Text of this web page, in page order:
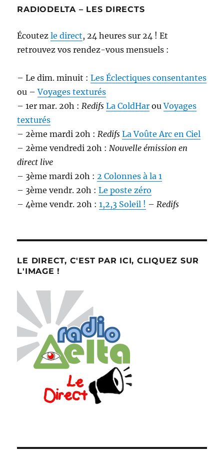
RADIODELTA – LES DIRECTS
Écoutezle direct, 24 heures sur 24 ! Et
retrouvez vos rendez-vous mensuels :
– Le dim. minuit :Les Éclectiques consentantes
ou –Voyages texturés
– 1er mar. 20h : Redifs La ColdHar ouVoyages
texturés
– 2ème mardi 20h : Redifs La Voûte Arc en Ciel
– 2ème vendredi 20h : Nouvelle émission en
direct live
– 3ème mardi 20h : 2 Colonnes à la 1
– 3ème vendr. 20h :Le poste zéro
– 4ème vendr. 20h :1,2,3 Soleil ! – Redifs
LE DIRECT, C'EST PAR ICI, CLIQUEZ SUR
L'IMAGE !